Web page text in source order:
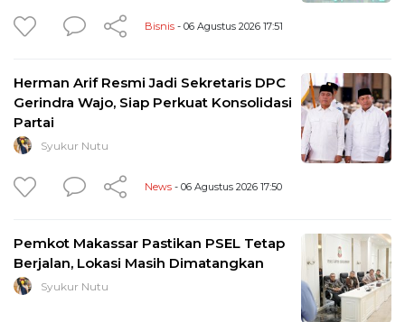
Bisnis - 06 Agustus 2026 17:51
Herman Arif Resmi Jadi Sekretaris DPC
Gerindra Wajo, Siap Perkuat Konsolidasi
Partai
Syukur Nutu
News - 06 Agustus 2026 17:50
Pemkot Makassar Pastikan PSEL Tetap
Berjalan, Lokasi Masih Dimatangkan
Syukur Nutu